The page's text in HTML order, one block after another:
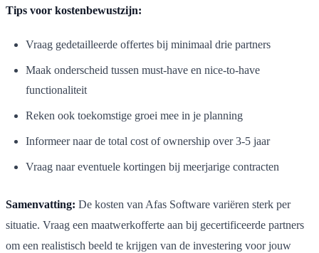
Tips voor kostenbewustzijn:
Vraag gedetailleerde offertes bij minimaal drie partners
Maak onderscheid tussen must-have en nice-to-have
functionaliteit
Reken ook toekomstige groei mee in je planning
Informeer naar de total cost of ownership over 3-5 jaar
Vraag naar eventuele kortingen bij meerjarige contracten
Samenvatting: De kosten van Afas Software variëren sterk per
situatie. Vraag een maatwerkofferte aan bij gecertificeerde partners
om een realistisch beeld te krijgen van de investering voor jouw